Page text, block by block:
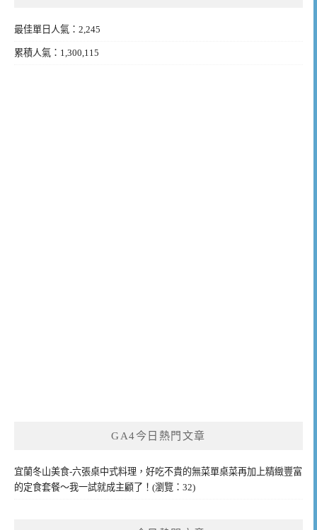
最佳單日人氣：2,245
累積人氣：1,300,115
GA4今日熱門文章
宜蘭冬山美食-六張桌中式料理，好吃不貴的無菜單桌菜再加上精緻豐富
的定食套餐～我一試就成主顧了！(瀏覽：32)